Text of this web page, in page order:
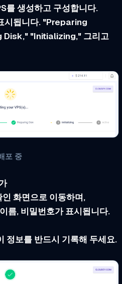
를 생성하고 구성합니다.
시됩니다. "Preparing
"Initializing," 그리고
포 중
화면으로 이동하며,
름, 비밀번호가 표시됩니다.
정보를 반드시 기록해 두세요.